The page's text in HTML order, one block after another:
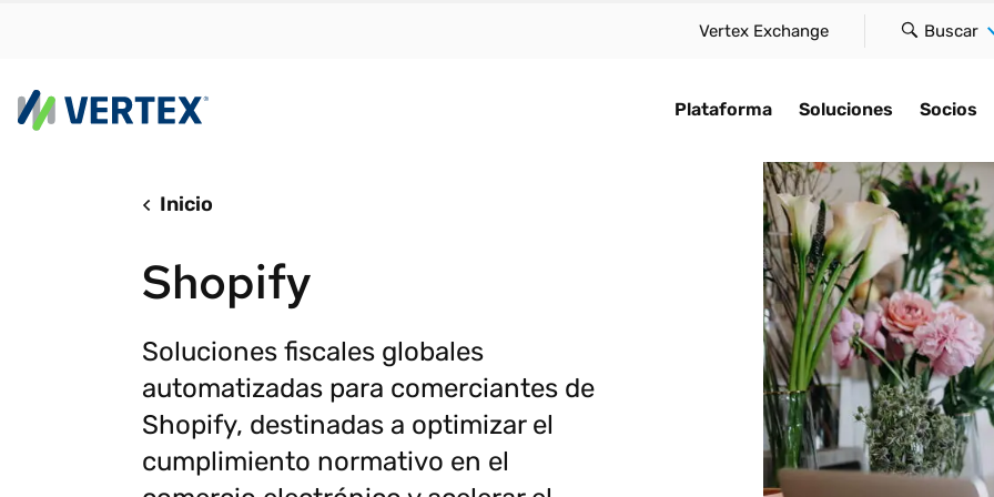
Vertex Exchange Buscar
Plataforma
Vertex Cloud
Cumplimiento fiscal
Facturación electrónica
IA para el cumplimiento
normativo
Acelere la automatización,
facilite el cumplimiento e
incorpore inteligencia en la
plataforma Vertex Cloud.
Presentación de la IA
INFORME DE
INVESTIGACIÓN
Soluciones
real
Automatice el cumplimiento
tributario global
Por tipo
Mantenga el cumplimiento
y reduzca la fricción en su
función tributaria.
Impuesto sobre las ventas y
consumo
IVA y GST
Arrendamiento
Impuesto sobre la nómina
Socios
Encuentre un socio
Descubra cómo
velocidad del negocio
conectándole con
socios globales.
Socios tecnológicos
Integradores de
Firmas de
consultoría
Asume el control de
Explorar
Manténgase al
tendencias
retos de
que aparezcan.
IA para el
normativo
Historias de
Perspectivas
Inicio
Shopify
Soluciones fiscales globales
automatizadas para comerciantes de
Shopify, destinadas a optimizar el
cumplimiento normativo en el